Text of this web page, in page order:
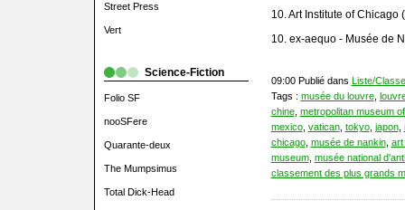
Street Press
Vert
Science-Fiction
Folio SF
nooSFere
Quarante-deux
The Mumpsimus
Total Dick-Head
10. Art Institute of
10. ex-aequo - Musée de
09:00 Publié dans Liste/
Tags : musée du louvre,
chine, metropolitan museum
mexico, vatican, tokyo, japon,
chicago, musée de nankin, art
museum, musée national
classement des plus grands